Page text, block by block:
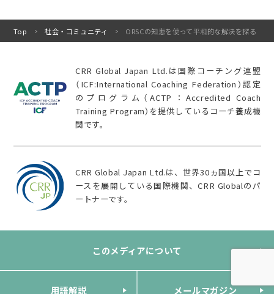
Top 社会・コミュニティ ORSCの知恵を使って平和的な解決を探る
CRR Global Japan Ltd.は国際コーチング連盟
（ICF:International Coaching Federation）認定
のプログラム（ACTP：Accredited Coach
Training Program）を提供しているコーチ養成機
関です。
CRR Global Japan Ltd.は、世界30ヵ国以上でコ
ースを展開している国際機関、CRR Globalのパ
ートナーです。
このメディアについて
用語解説 メールマガジン